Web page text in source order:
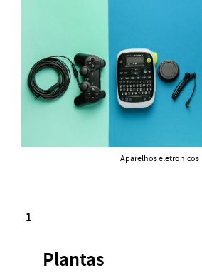
Aparelhos eletronicos
Plantas